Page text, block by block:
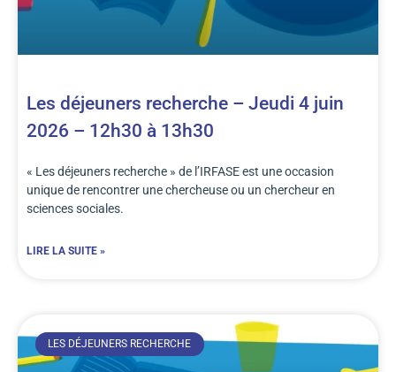
Les déjeuners recherche – Jeudi 4 juin
2026 – 12h30 à 13h30
« Les déjeuners recherche » de l’IRFASE est une occasion
unique de rencontrer une chercheuse ou un chercheur en
sciences sociales.
LIRE LA SUITE »
LES DÉJEUNERS RECHERCHE